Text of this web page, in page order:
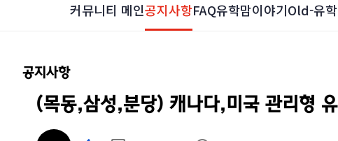
커뮤니티 메인공지사항FAQ유학맘이야기Old-유
공지사항
(목동,삼성,분당) 캐나다,미국 관리형